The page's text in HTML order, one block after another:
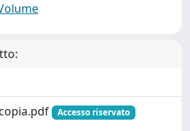
Accesso riservato